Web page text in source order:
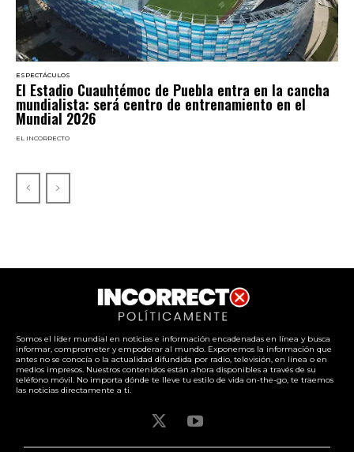
ESPECTÁCULOS
El Estadio Cuauhtémoc de Puebla entra en la cancha
mundialista: será centro de entrenamiento en el
Mundial 2026
EL INCORRECTO
Somos el líder mundial en noticias e información encadenadas en línea y busca
informar, comprometer y empoderar al mundo. Exponemos la información que
antes no se conocía o la actualidad difundida por radio, televisión, en línea o en
medios impresos. Nuestros contenidos están ahora disponibles a través de su
teléfono móvil. No importa dónde te lleve tu estilo de vida on-the-go, te traemos
las noticias directamente a ti.